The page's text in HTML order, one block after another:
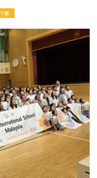
事